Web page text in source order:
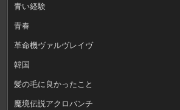
青い経験
青春
革命機ヴァルヴレイヴ
韓国
髪の毛に良かったこと
魔境伝説アクロバンチ